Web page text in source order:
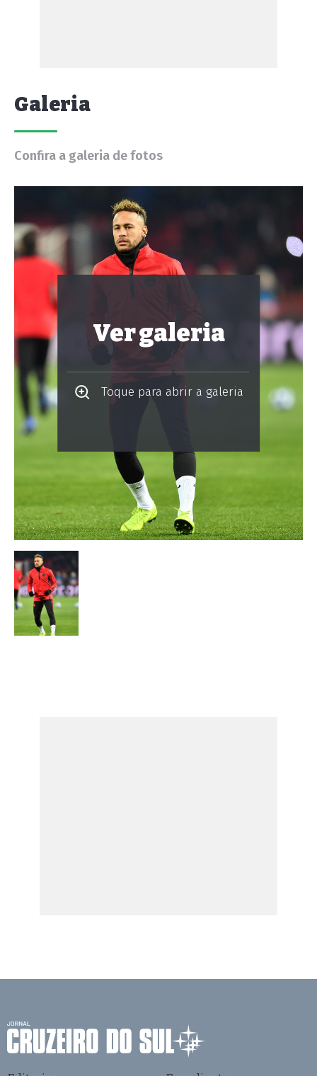
Galeria
Confira a galeria de fotos
Ver galeria
Toque para abrir a galeria